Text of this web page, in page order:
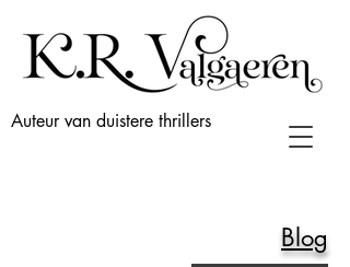
Auteur van duistere thrillers
Blog